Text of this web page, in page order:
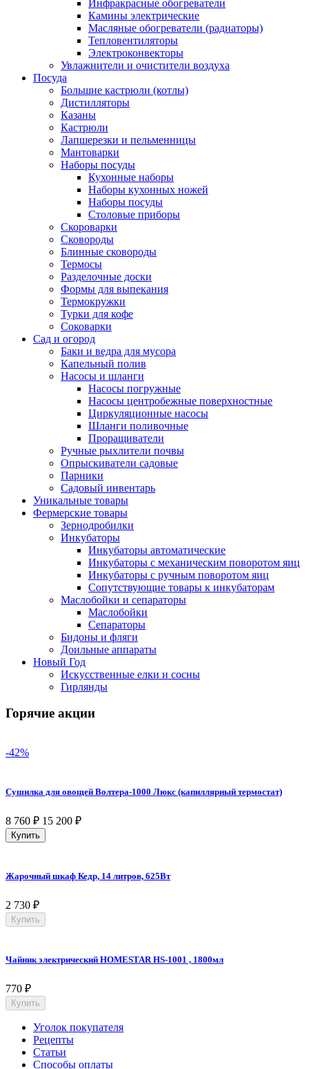
Инфракрасные обогреватели
Камины электрические
Масляные обогреватели (радиаторы)
Тепловентиляторы
Электроконвекторы
Увлажнители и очистители воздуха
Посуда
Большие кастрюли (котлы)
Дистилляторы
Казаны
Кастрюли
Лапшерезки и пельменницы
Мантоварки
Наборы посуды
Кухонные наборы
Наборы кухонных ножей
Наборы посуды
Столовые приборы
Скороварки
Сковороды
Блинные сковороды
Термосы
Разделочные доски
Формы для выпекания
Термокружки
Турки для кофе
Соковарки
Сад и огород
Баки и ведра для мусора
Капельный полив
Насосы и шланги
Насосы погружные
Насосы центробежные поверхностные
Циркуляционные насосы
Шланги поливочные
Проращиватели
Ручные рыхлители почвы
Опрыскиватели садовые
Парники
Садовый инвентарь
Уникальные товары
Фермерские товары
Зернодробилки
Инкубаторы
Инкубаторы автоматические
Инкубаторы с механическим поворотом яиц
Инкубаторы с ручным поворотом яиц
Сопутствующие товары к инкубаторам
Маслобойки и сепараторы
Маслобойки
Сепараторы
Бидоны и фляги
Доильные аппараты
Новый Год
Искусственные елки и сосны
Гирлянды
Горячие акции
-42%
Сушилка для овощей Волтера-1000 Люкс (капиллярный термостат)
8 760 ₽ 15 200 ₽
Купить
Жарочный шкаф Кедр, 14 литров, 625Вт
2 730 ₽
Купить
Чайник электрический HOMESTAR HS-1001 , 1800мл
770 ₽
Купить
Уголок покупателя
Рецепты
Статьи
Способы оплаты